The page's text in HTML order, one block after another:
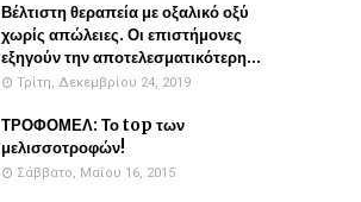
Βέλτιστη θεραπεία με οξαλικό οξύ
χωρίς απώλειες. Οι επιστήμονες
εξηγούν την αποτελεσματικότερη...
Τρίτη, Δεκεμβρίου 24, 2019
ΤΡΟΦΟΜΕΛ: Το top των
μελισσοτροφών!
Σάββατο, Μαΐου 16, 2015